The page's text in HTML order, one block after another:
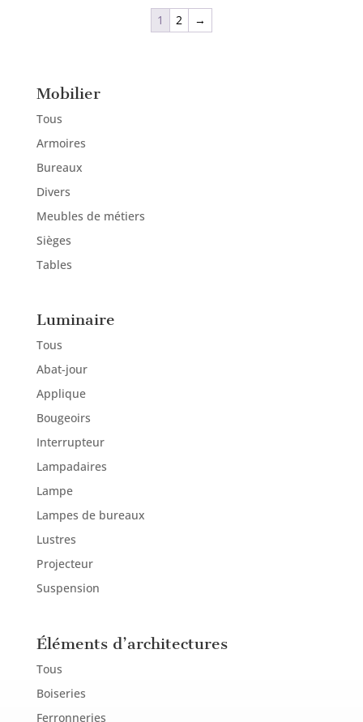
1 2 →
Mobilier
Tous
Armoires
Bureaux
Divers
Meubles de métiers
Sièges
Tables
Luminaire
Tous
Abat-jour
Applique
Bougeoirs
Interrupteur
Lampadaires
Lampe
Lampes de bureaux
Lustres
Projecteur
Suspension
Éléments d’architectures
Tous
Boiseries
Ferronneries